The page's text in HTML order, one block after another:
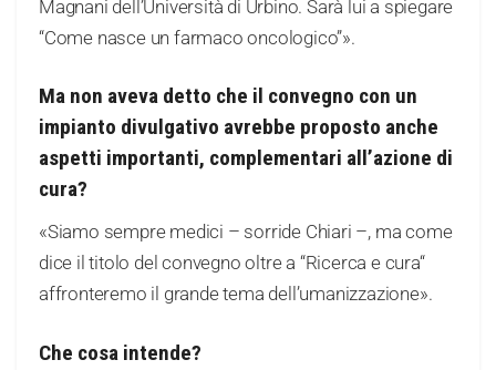
Magnani dell’Università di Urbino. Sarà lui a spiegare
“Come nasce un farmaco oncologico”».
Ma non aveva detto che il convegno con un
impianto divulgativo avrebbe proposto anche
aspetti importanti, complementari all’azione di
cura?
«Siamo sempre medici – sorride Chiari –, ma come
dice il titolo del convegno oltre a “Ricerca e cura“
affronteremo il grande tema dell’umanizzazione».
Che cosa intende?